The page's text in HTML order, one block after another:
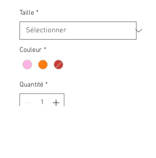
Taille *
Couleur *
Quantité *